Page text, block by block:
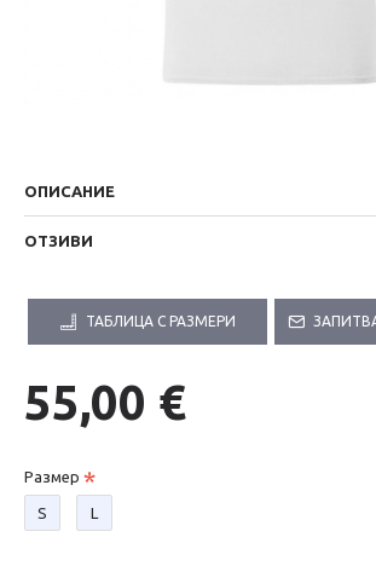
ОПИСАНИЕ
ОТЗИВИ
ТАБЛИЦА С РАЗМЕРИ
55,00 €
Размер
S L